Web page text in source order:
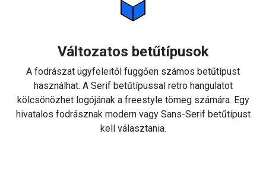
Változatos betűtípusok
A fodrászat ügyfeleitől függően számos betűtípust
használhat. A Serif betűtípussal retro hangulatot
kölcsönözhet logójának a freestyle tömeg számára. Egy
hivatalos fodrásznak modern vagy Sans-Serif betűtípust
kell választania.